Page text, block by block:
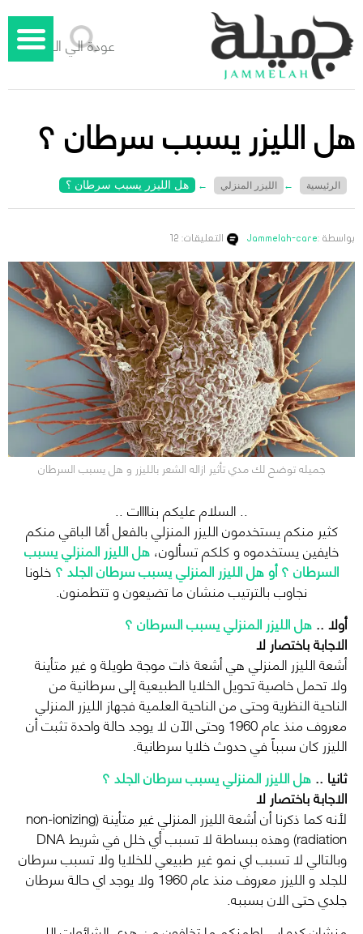
جميلة – دليل الليزر المنزلي
عودة الي الوراء
هل الليزر يسبب سرطان ؟
الرئيسية ← الليزر المنزلي ← هل الليزر يسبب سرطان ؟
بواسطة :Jammelah-care التعليقات: 12
جميله توضح لك مدي تأثير ازاله الشعر بالليزر و هل يسبب السرطان
.. السلام عليكم بناااات ..
كثير منكم يستخدمون الليزر المنزلي بالفعل أمّا الباقي منكم
خايفين يستخدموه و كلكم تسألون،هل الليزر المنزلي يسبب
السرطان ؟ أو هل الليزر المنزلي يسبب سرطان الجلد ؟خلونا
نجاوب بالترتيب منشان ما تضيعون و تتطمنون.
أولا ..هل الليزر المنزلي يسبب السرطان ؟
الاجابة باختصار لا
أشعة الليزر المنزلي هي أشعة ذات موجة طويلة و غير متأينة
ولا تحمل خاصية تحويل الخلايا الطبيعية إلى سرطانية من
الناحية النظرية وحتى من الناحية العلمية فجهاز الليزر المنزلي
معروف منذ عام 1960 وحتى الآن لا يوجد حالة واحدة تثبت أن
الليزر كان سبباً في حدوث خلايا سرطانية.
ثانيا ..هل الليزر المنزلي يسبب سرطان الجلد ؟
الاجابة باختصار لا
لأنه كما ذكرنا أن أشعة الليزر المنزلي غير متأينة (non-ionizing
radiation) وهذه ببساطة لا تسبب أي خلل في شريط DNA
وبالتالي لا تسبب اي نمو غير طبيعي للخلايا ولا تسبب سرطان
للجلد و الليزر معروف منذ عام 1960 ولا يوجد اي حالة سرطان
جلدي حتى الان بسببه.